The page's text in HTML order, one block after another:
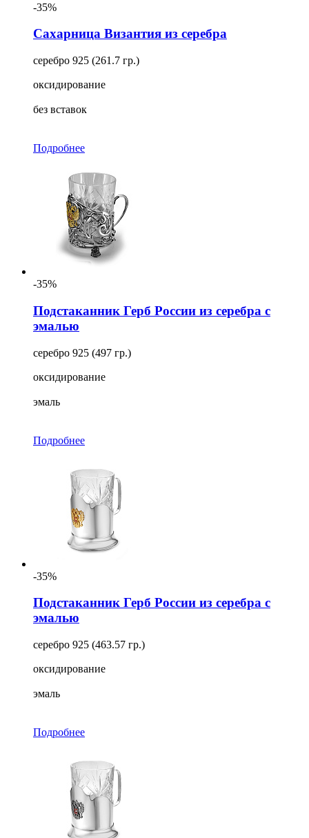
-35%
Сахарница Византия из серебра
серебро 925 (261.7 гр.)
оксидирование
без вставок
Подробнее
-35%
Подстаканник Герб России из серебра с
эмалью
серебро 925 (497 гр.)
оксидирование
эмаль
Подробнее
-35%
Подстаканник Герб России из серебра с
эмалью
серебро 925 (463.57 гр.)
оксидирование
эмаль
Подробнее